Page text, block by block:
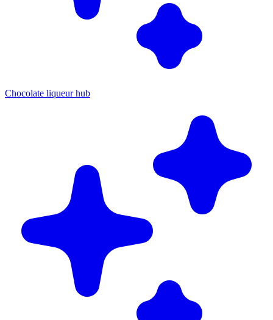
Chocolate liqueur hub